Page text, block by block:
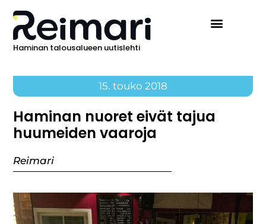
Haminan talousalueen uutislehti
15. touko 2018
Haminan nuoret eivät tajua
huumeiden vaaroja
Reimari